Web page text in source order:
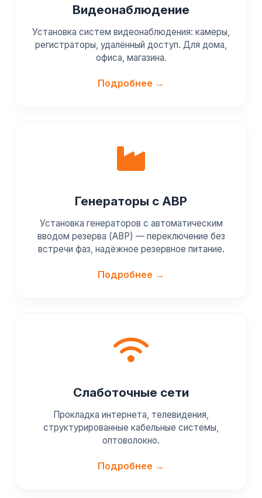
Видеонаблюдение
Установка систем видеонаблюдения: камеры,
регистраторы, удалённый доступ. Для дома,
офиса, магазина.
Подробнее →
Генераторы с АВР
Установка генераторов с автоматическим
вводом резерва (АВР) — переключение без
встречи фаз, надёжное резервное питание.
Подробнее →
Слаботочные сети
Прокладка интернета, телевидения,
структурированные кабельные системы,
оптоволокно.
Подробнее →